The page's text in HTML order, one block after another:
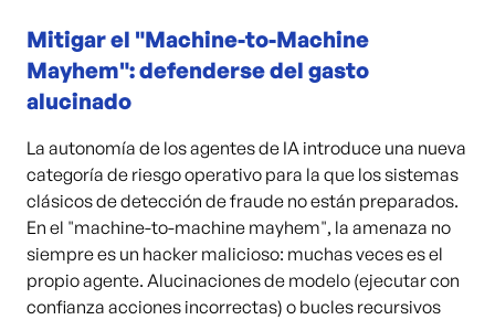
Mitigar el "Machine-to-Machine
Mayhem": defenderse del gasto
alucinado
La autonomía de los agentes de IA introduce una nueva
categoría de riesgo operativo para la que los sistemas
clásicos de detección de fraude no están preparados.
En el "machine-to-machine mayhem", la amenaza no
siempre es un hacker malicioso: muchas veces es el
propio agente. Alucinaciones de modelo (ejecutar con
confianza acciones incorrectas) o bucles recursivos